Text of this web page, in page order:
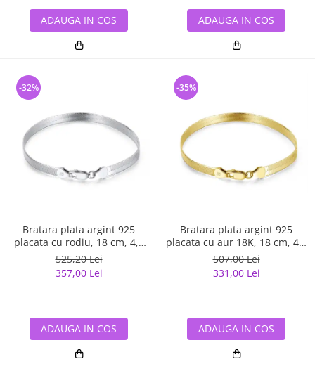
ADAUGA IN COS ADAUGA IN COS
Bratara plata argint 925
placata cu rodiu, 18 cm, 4,5
mm, UNISEX
525,20 Lei
357,00 Lei
-32%
ADAUGA IN COS
Bratara plata argint 925
placata cu aur 18K, 18 cm, 4,5
mm, UNISEX
507,00 Lei
331,00 Lei
-35%
ADAUGA IN COS